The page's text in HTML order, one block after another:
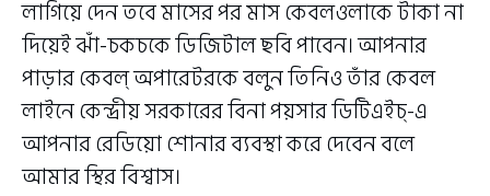
লাগিয়ে দেন তবে মাসের পর মাস কেবলওলাকে টাকা না
দিয়েই ঝাঁ-চকচকে ডিজিটাল ছবি পাবেন। আপনার
পাড়ার কেবল্ অপারেটরকে বলুন তিনিও তাঁর কেবল
লাইনে কেন্দ্রীয় সরকারের বিনা পয়সার ডিটিএইচ্-এ
আপনার রেডিয়ো শোনার ব্যবস্থা করে দেবেন বলে
আমার স্থির বিশ্বাস।